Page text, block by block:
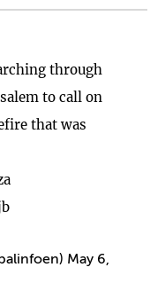
through
to call on
that was
May 6,